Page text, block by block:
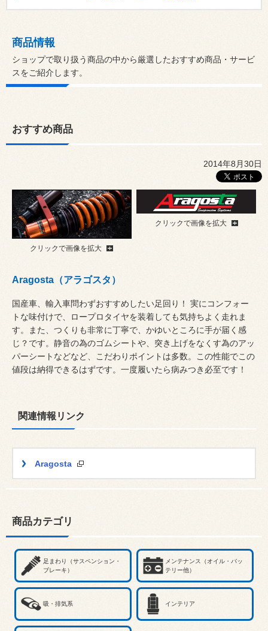
商品情報
ショップで取り扱う商品の中から厳選したおすすめ商品・サービ
スをご紹介します。
おすすめ商品
2014年8月30日
クリックで画像を拡大
クリックで画像を拡大
Aragosta（アラゴスタ）
国産車、輸入車問わずおすすめしたい足回り！ 実にコンフォー
トな味付けで、ロープロタイヤを装着しても気持ちよく走れま
す。また、つくりも非常に丁寧で、かゆいところに手が届く感
じ？です。静音の為のゴムシートや、突き上げをなくす為のアッ
パーシートなどなど、こだわりポイントは多数。この性能でこの
値段は納得できるはずです。一度履いたら病みつき必至です！
関連情報リンク
Aragosta
商品カテゴリ
足まわり（サスペンション・
ブレーキ）
メンテナンス（オイル・バッ
テリー他）
吸・排気系 インテリア